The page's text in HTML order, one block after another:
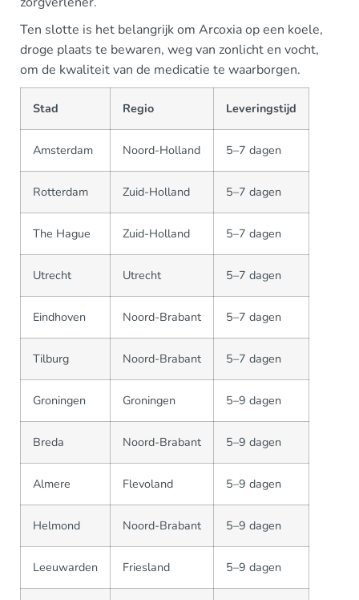
Ten slotte is het belangrijk om Arcoxia op een koele,
droge plaats te bewaren, weg van zonlicht en vocht,
om de kwaliteit van de medicatie te waarborgen.
Stad Regio Leveringstijd
Amsterdam Noord-Holland 5–7 dagen
Rotterdam Zuid-Holland 5–7 dagen
The Hague Zuid-Holland 5–7 dagen
Utrecht Utrecht 5–7 dagen
Eindhoven Noord-Brabant 5–7 dagen
Tilburg Noord-Brabant 5–7 dagen
Groningen Groningen 5–9 dagen
Breda Noord-Brabant 5–9 dagen
Almere Flevoland 5–9 dagen
Helmond Noord-Brabant 5–9 dagen
Leeuwarden Friesland 5–9 dagen